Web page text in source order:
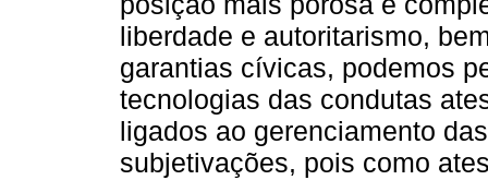
liberdade e autoritarismo,
garantias cívicas, podemos
tecnologias das condutas
ligados ao gerenciamento
subjetivações, pois como